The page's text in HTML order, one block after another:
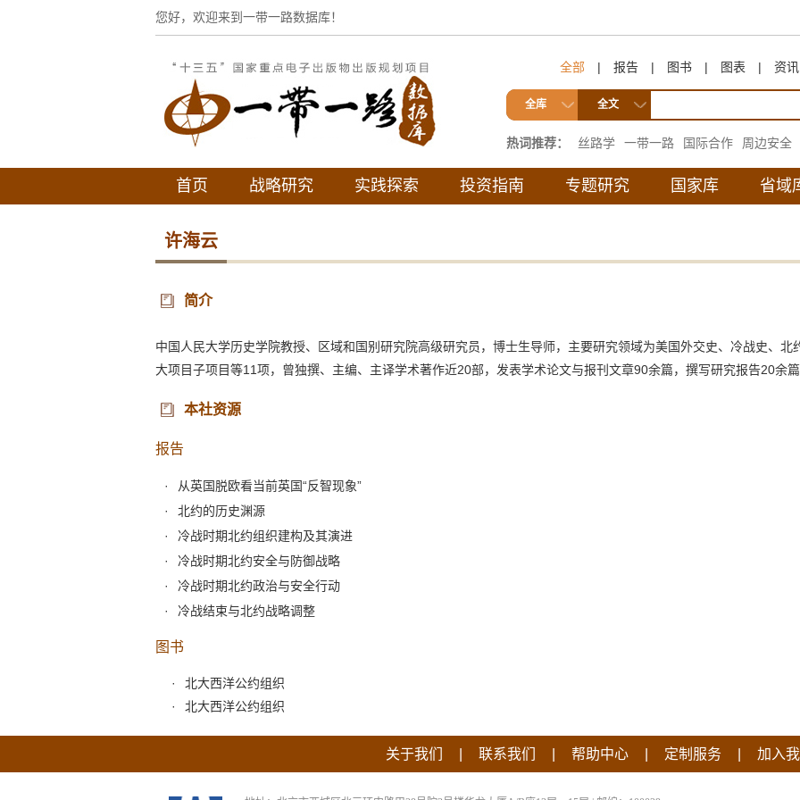
您好，欢迎来到一带一路数据库！
全部 | 报告 | 图书 | 图表 | 资讯
全库 全文
热词推荐： 丝路学 一带一路 国际合作
周边安全
互联互通
首页 战略研究 实践探索 投资指南 专题研究 国家库 省域
许海云
简介
中国人民大学历史学院教授、区域和国别研究院高级研究员，博士生导师，主要研究领域为美国外交史、冷战史、
大项目子项目等11项，曾独撰、主编、主译学术著作近20部，发表学术论文与报刊文章90余篇，撰写研究报告20余
本社资源
报告
从英国脱欧看当前英国“反智现象”
北约的历史渊源
冷战时期北约组织建构及其演进
冷战时期北约安全与防御战略
冷战时期北约政治与安全行动
冷战结束与北约战略调整
图书
北大西洋公约组织
北大西洋公约组织
关于我们 联系我们 帮助中心 定制服务 加入